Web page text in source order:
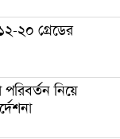
অফিসে ভাঙচুর,
২০ গ্রেডের
নিয়ে